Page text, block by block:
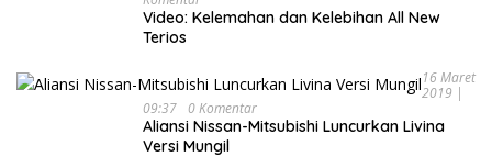
Video: Kelemahan dan Kelebihan All New
Terios
16 Maret
2019 |
09:37 0 Komentar
Aliansi Nissan-Mitsubishi Luncurkan Livina
Versi Mungil